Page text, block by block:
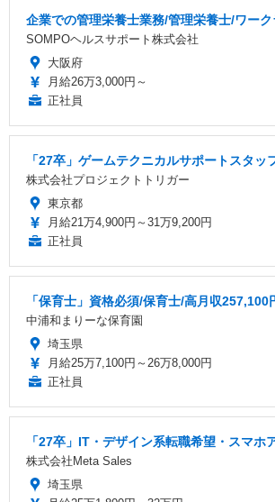
企業での管理栄養士業務/管理栄養士/ワー
SOMPOヘルスサポート株式会社
大阪府
月給26万3,000円～
正社員
「27卒」ゲームテクニカルサポートスタ
株式会社プロジェクトトリガー
東京都
月給21万4,900円～31万9,200円
正社員
「保育士」資格必須/保育士/️高月収
中浦和まりーな保育園
埼玉県
月給25万7,100円～26万8,000円
正社員
「27卒」IT・デザイン系転職希望・スマ
株式会社Meta Sales
埼玉県